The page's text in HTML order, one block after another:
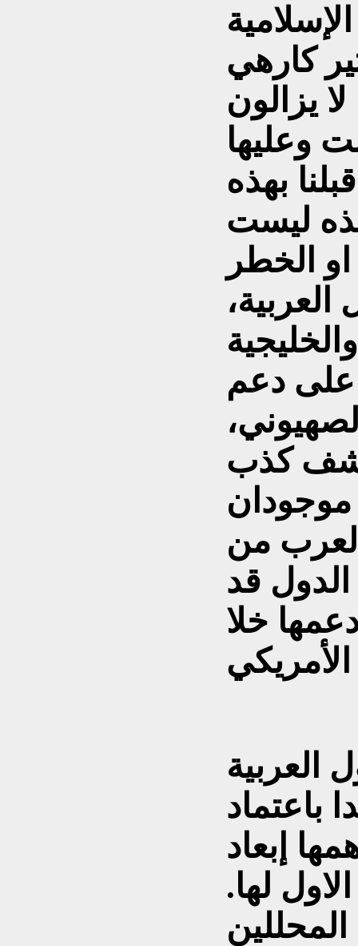
كارهي
يزالون
وعليها
بهذه
ليست
الخطر
على دعم
كذب
موجودان
من
قد
خلا
العربية
باعتماد
إبعاد
لها.